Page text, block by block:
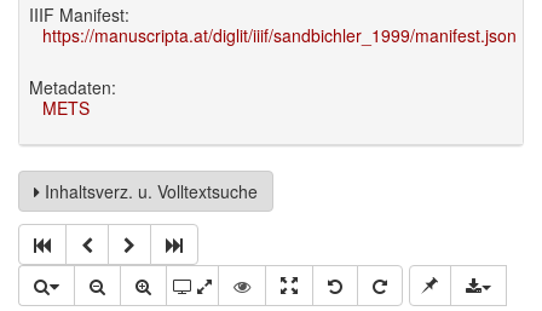
IIIF Manifest:
https://manuscripta.at/diglit/iiif/sandbichler_1999/manifest.json
Metadaten:
METS
Inhaltsverz. u. Volltextsuche